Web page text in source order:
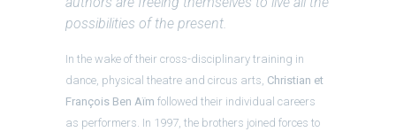
possibilities of the present.
In the wake of their cross-disciplinary training in
dance, physical theatre and circus arts, Christian et
François Ben Aïm followed their individual careers
as performers. In 1997, the brothers joined forces to